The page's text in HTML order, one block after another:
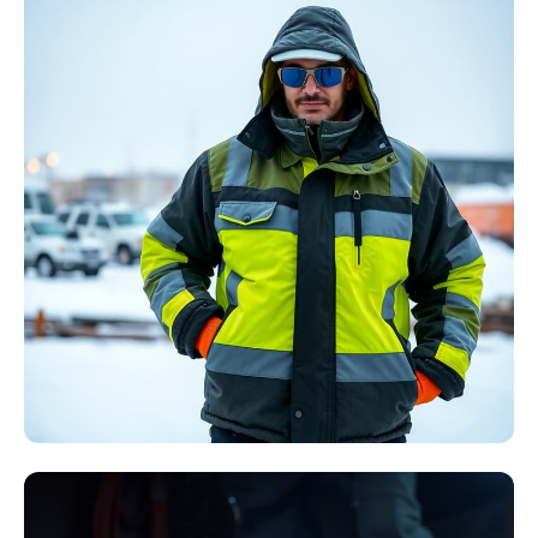
Störlichtbogen
Komplett-Sets